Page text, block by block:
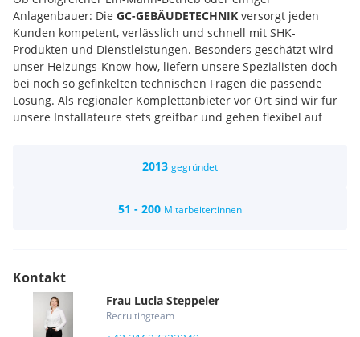
Anlagenbauer: Die GC-GEBÄUDETECHNIK versorgt jeden
Kunden kompetent, verlässlich und schnell mit SHK-
Produkten und Dienstleistungen. Besonders geschätzt wird
unser Heizungs-Know-how, liefern unsere Spezialisten doch
bei noch so gefinkelten technischen Fragen die passende
Lösung. Als regionaler Komplettanbieter vor Ort sind wir für
unsere Installateure stets greifbar und gehen flexibel auf
unserer Kunden ist unser oberstes Anliegen.
engagierten Mitarbeiterinnen und Mitarbeitern!
Teil der großen GC-GEBÄUDETECHNIK Familie
Leistungsbereitschaft zeigen. Wir pflegen
einenrespektvollen Umgang
festen Überzeugung, dass einpositives Arbeitsumfeld
Grundlage für
erfolgreiches Arbeiten
2013 gegründet
51 - 200 Mitarbeiter:innen
Kontakt
Frau Lucia Steppeler
Recruitingteam